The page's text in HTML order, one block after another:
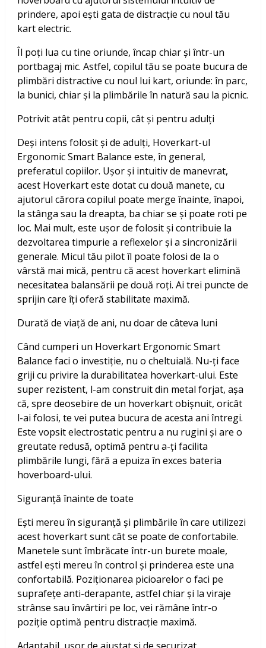
prindere, apoi ești gata de distracție cu noul tău
kart electric.
Îl poți lua cu tine oriunde, încap chiar și într-un
portbagaj mic. Astfel, copilul tău se poate bucura de
plimbări distractive cu noul lui kart, oriunde: în parc,
la bunici, chiar și la plimbările în natură sau la picnic.
Potrivit atât pentru copii, cât și pentru adulți
Deși intens folosit și de adulți, Hoverkart-ul
Ergonomic Smart Balance este, în general,
preferatul copiilor. Ușor și intuitiv de manevrat,
acest Hoverkart este dotat cu două manete, cu
ajutorul cărora copilul poate merge înainte, înapoi,
la stânga sau la dreapta, ba chiar se și poate roti pe
loc. Mai mult, este ușor de folosit și contribuie la
dezvoltarea timpurie a reflexelor și a sincronizării
generale. Micul tău pilot îl poate folosi de la o
vârstă mai mică, pentru că acest hoverkart elimină
necesitatea balansării pe două roți. Ai trei puncte de
sprijin care îți oferă stabilitate maximă.
Durată de viață de ani, nu doar de câteva luni
Când cumperi un Hoverkart Ergonomic Smart
Balance faci o investiție, nu o cheltuială. Nu-ți face
griji cu privire la durabilitatea hoverkart-ului. Este
super rezistent, l-am construit din metal forjat, așa
că, spre deosebire de un hoverkart obișnuit, oricât
l-ai folosi, te vei putea bucura de acesta ani întregi.
Este vopsit electrostatic pentru a nu rugini și are o
greutate redusă, optimă pentru a-ți facilita
plimbările lungi, fără a epuiza în exces bateria
hoverboard-ului.
Siguranță înainte de toate
Ești mereu în siguranță și plimbările în care utilizezi
acest hoverkart sunt cât se poate de confortabile.
Manetele sunt îmbrăcate într-un burete moale,
astfel ești mereu în control și prinderea este una
confortabilă. Poziționarea picioarelor o faci pe
suprafețe anti-derapante, astfel chiar și la viraje
strânse sau învârtiri pe loc, vei rămâne într-o
poziție optimă pentru distracție maximă.